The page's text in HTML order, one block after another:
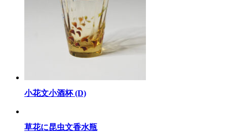
小花文小酒杯 (D)
草花に昆虫文香水瓶